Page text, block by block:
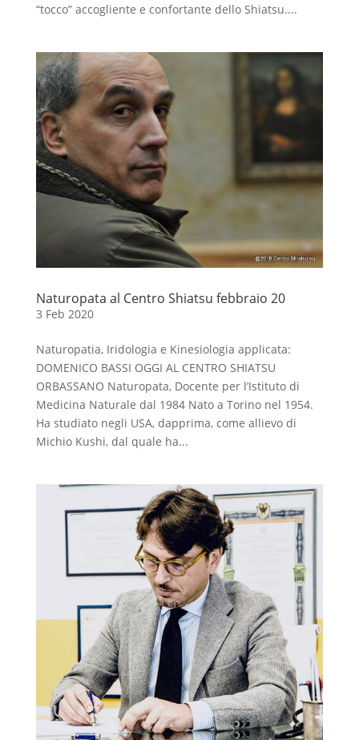
“tocco” accogliente e confortante dello Shiatsu....
Naturopata al Centro Shiatsu febbraio 20
3 Feb 2020
Naturopatia, Iridologia e Kinesiologia applicata:
DOMENICO BASSI OGGI AL CENTRO SHIATSU
ORBASSANO Naturopata, Docente per l’Istituto di
Medicina Naturale dal 1984 Nato a Torino nel 1954.
Ha studiato negli USA, dapprima, come allievo di
Michio Kushi, dal quale ha...